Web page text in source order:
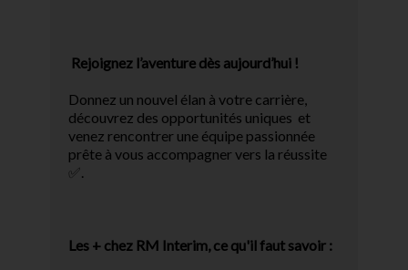
Rejoignez l’aventure dès aujourd’hui !
Donnez un nouvel élan à votre carrière,
découvrez des opportunités uniques et
venez rencontrer une équipe passionnée
prête à vous accompagner vers la réussite
✅.
Les + chez RM Interim, ce qu'il faut savoir :